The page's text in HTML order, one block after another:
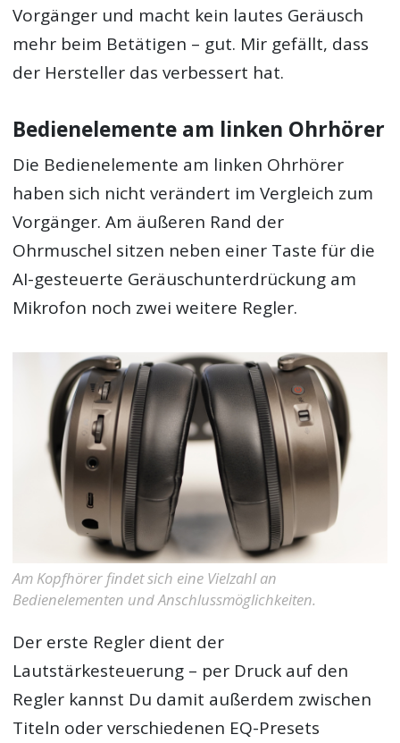
Vorgänger und macht kein lautes Geräusch
mehr beim Betätigen – gut. Mir gefällt, dass
der Hersteller das verbessert hat.
Bedienelemente am linken Ohrhörer
Die Bedienelemente am linken Ohrhörer
haben sich nicht verändert im Vergleich zum
Vorgänger. Am äußeren Rand der
Ohrmuschel sitzen neben einer Taste für die
AI-gesteuerte Geräuschunterdrückung am
Mikrofon noch zwei weitere Regler.
Am Kopfhörer findet sich eine Vielzahl an
Bedienelementen und Anschlussmöglichkeiten.
Der erste Regler dient der
Lautstärkesteuerung – per Druck auf den
Regler kannst Du damit außerdem zwischen
Titeln oder verschiedenen EQ-Presets